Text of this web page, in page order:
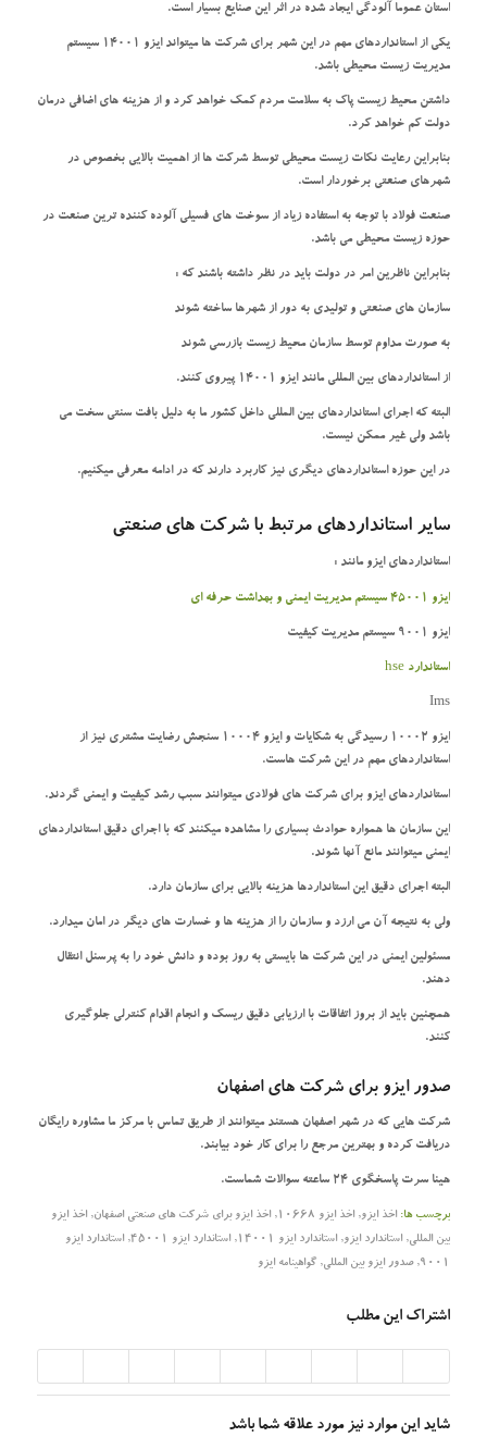
استان عموما آلودگی ایجاد شده در اثر این صنایع بسیار است.
یکی از استانداردهای مهم در این شهر برای شرکت ها میتواند ایزو 14001 سیستم
مدیریت زیست محیطی باشد.
داشتن محیط زیست پاک به سلامت مردم کمک خواهد کرد و از هزینه های اضافی درمان
دولت کم خواهد کرد.
بنابراین رعایت نکات زیست محیطی توسط شرکت ها از اهمیت بالایی بخصوص در
شهرهای صنعتی برخوردار است.
صنعت فولاد با توجه به استفاده زیاد از سوخت های فسیلی آلوده کننده ترین صنعت در
حوزه زیست محیطی می باشد.
بنابراین ناظرین امر در دولت باید در نظر داشته باشند که :
سازمان های صنعتی و تولیدی به دور از شهرها ساخته شوند
به صورت مداوم توسط سازمان محیط زیست بازرسی شوند
از استانداردهای بین المللی مانند ایزو 14001 پیروی کنند.
البته که اجرای استانداردهای بین المللی داخل کشور ما به دلیل بافت سنتی سخت می
باشد ولی غیر ممکن نیست.
در این حوزه استانداردهای دیگری نیز کاربرد دارند که در ادامه معرفی میکنیم.
سایر استانداردهای مرتبط با شرکت های صنعتی
استانداردهای ایزو مانند :
ایزو 45001 سیستم مدیریت ایمنی و بهداشت حرفه ای
ایزو 9001 سیستم مدیریت کیفیت
استاندارد hse
Ims
ایزو 10002 رسیدگی به شکایات و ایزو 10004 سنجش رضایت مشتری نیز از
استانداردهای مهم در این شرکت هاست.
استانداردهای ایزو برای شرکت های فولادی میتوانند سبب رشد کیفیت و ایمنی گردند.
این سازمان ها همواره حوادث بسیاری را مشاهده میکنند که با اجرای دقیق استانداردهای
ایمنی میتوانند مانع آنها شوند.
البته اجرای دقیق این استانداردها هزینه بالایی برای سازمان دارد.
ولی به نتیجه آن می ارزد و سازمان را از هزینه ها و خسارت های دیگر در امان میدارد.
مسئولین ایمنی در این شرکت ها بایستی به روز بوده و دانش خود را به پرسنل انتقال
دهند.
همچنین باید از بروز اتفاقات با ارزیابی دقیق ریسک و انجام اقدام کنترلی جلوگیری
کنند.
صدور ایزو برای شرکت های اصفهان
شرکت هایی که در شهر اصفهان هستند میتوانند از طریق تماس با مرکز ما مشاوره رایگان
دریافت کرده و بهترین مرجع را برای کار خود بیابند.
هینا سرت پاسخگوی 24 ساعته سوالات شماست.
برچسب ها: اخذ ایزو, اخذ ایزو 10668 , اخذ ایزو برای شرکت های صنعتی اصفهان, اخذ ایزو
بین المللی, استاندارد ایزو, استاندارد ایزو 14001 , استاندارد ایزو 45001 , استاندارد ایزو
9001
,صدور ایزو بین المللی, گواهینامه ایزو
اشتراک این مطلب
شاید این موارد نیز مورد علاقه شما باشد